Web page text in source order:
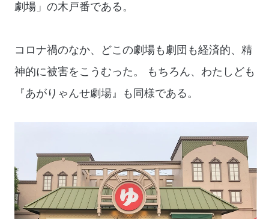
劇場」の木戸番である。
コロナ禍のなか、どこの劇場も劇団も経済的、精
神的に被害をこうむった。 もちろん、わたしども
『あがりゃんせ劇場』も同様である。